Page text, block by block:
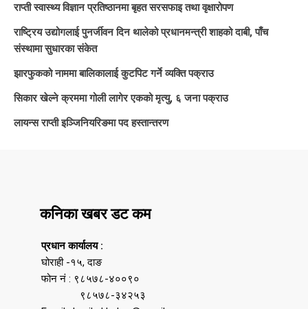
राप्ती स्वास्थ्य विज्ञान प्रतिष्ठानमा बृहत सरसफाइ तथा वृक्षारोपण
राष्ट्रिय उद्योगलाई पुनर्जीवन दिन थालेको प्रधानमन्त्री शाहको दाबी, पाँच
संस्थामा सुधारका संकेत
झारफुकको नाममा बालिकालाई कुटपिट गर्ने व्यक्ति पक्राउ
सिकार खेल्ने क्रममा गोली लागेर एकको मृत्यु, ६ जना पक्राउ
लायन्स राप्ती इञ्जिनियरिङमा पद हस्तान्तरण
कनिका खबर डट कम
प्रधान कार्यालय :
घोराही -१५, दाङ
फोन नं : ९८५७८-४००९०
९८५७८-३४२५३